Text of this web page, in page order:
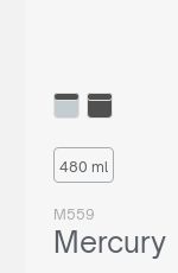
480 ml
M559
Mercury